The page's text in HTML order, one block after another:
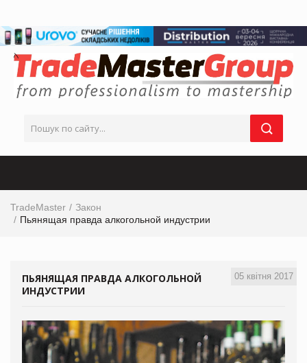
TradeMaster
Закон
Пьянящая правда алкогольной индустрии
05 квітня 2017
ПЬЯНЯЩАЯ ПРАВДА АЛКОГОЛЬНОЙ
ИНДУСТРИИ